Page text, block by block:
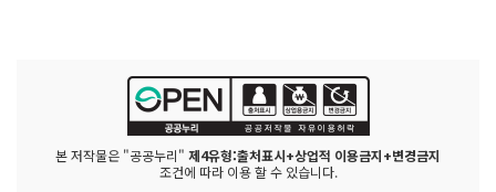
본 저작물은 "공공누리" 제4유형:출처표시+상업적 이용금지+변경금지
조건에 따라 이용 할 수 있습니다.